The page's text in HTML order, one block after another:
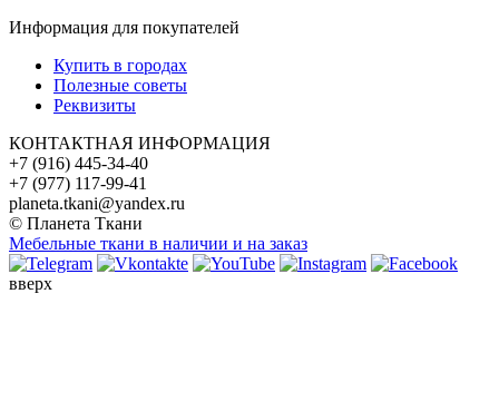
Информация для покупателей
Купить в городах
Полезные советы
Реквизиты
КОНТАКТНАЯ ИНФОРМАЦИЯ
+7 (916) 445-34-40
+7 (977) 117-99-41
planeta.tkani@yandex.ru
© Планета Ткани
Мебельные ткани в наличии и на заказ
вверх